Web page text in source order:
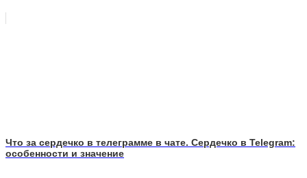
Что за сердечко в телеграмме в чате. Сердечко в Telegram:
особенности и значение